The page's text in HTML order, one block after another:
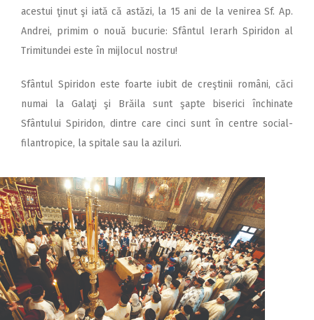
acestui ţinut şi iată că astăzi, la 15 ani de la venirea Sf. Ap.
Andrei, primim o nouă bucurie: Sfântul Ierarh Spiridon al
Trimitundei este în mijlocul nostru!
Sfântul Spiridon este foarte iubit de creştinii români, căci
numai la Galaţi şi Brăila sunt şapte biserici închinate
Sfântului Spiridon, dintre care cinci sunt în centre social-
filantropice, la spitale sau la aziluri.